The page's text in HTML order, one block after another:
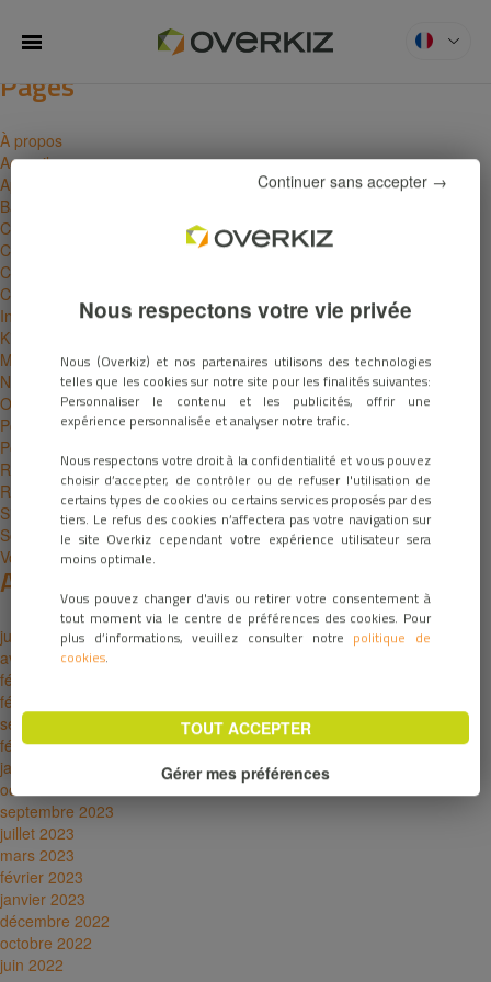
MENU
Vous parcourez actuellement les archives du blog
pour
Pages
À propos
Accueil
Aperçu produits
Bâtiments connectés
Carrières
Clients
Compatibilité
Contact
Informations légales
Kizconnect
Maisons connectées
Nous rejoindre
Offres d’emploi
Politique de cookies
Postuler
Règles de confidentialité
Ressources
Signaler-sur-la-Cybersecurite
Solutions pour fabricants
Votre mail a bien été envoyé
Archives
juin 2026
avril 2026
février 2026
février 2025
septembre 2024
février 2024
janvier 2024
octobre 2023
septembre 2023
juillet 2023
mars 2023
février 2023
janvier 2023
décembre 2022
octobre 2022
juin 2022
Nous respectons votre vie privée
Nous (Overkiz) et nos partenaires utilisons des technologies
telles que les cookies sur notre site pour les finalités suivantes:
Personnaliser le contenu et les publicités, offrir une
expérience personnalisée et analyser notre trafic.
Nous respectons votre droit à la confidentialité et vous pouvez
choisir d’accepter, de contrôler ou de refuser l'utilisation de
certains types de cookies ou certains services proposés par des
tiers. Le refus des cookies n’affectera pas votre navigation sur
le site Overkiz cependant votre expérience utilisateur sera
moins optimale.
Vous pouvez changer d'avis ou retirer votre consentement à
tout moment via le centre de préférences des cookies. Pour
plus d’informations, veuillez consulter notre politique de
cookies.
Continuer sans accepter →
TOUT ACCEPTER
Gérer mes préférences